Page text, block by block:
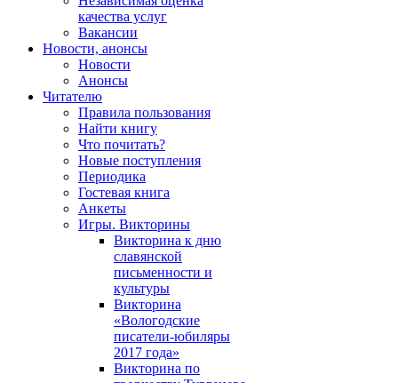
качества услуг
Вакансии
Новости, анонсы
Новости
Анонсы
Читателю
Правила пользования
Найти книгу
Что почитать?
Новые поступления
Периодика
Гостевая книга
Анкеты
Игры. Викторины
Викторина к дню
славянской
письменности и
культуры
Викторина
«Вологодские
писатели-юбиляры
2017 года»
Викторина по